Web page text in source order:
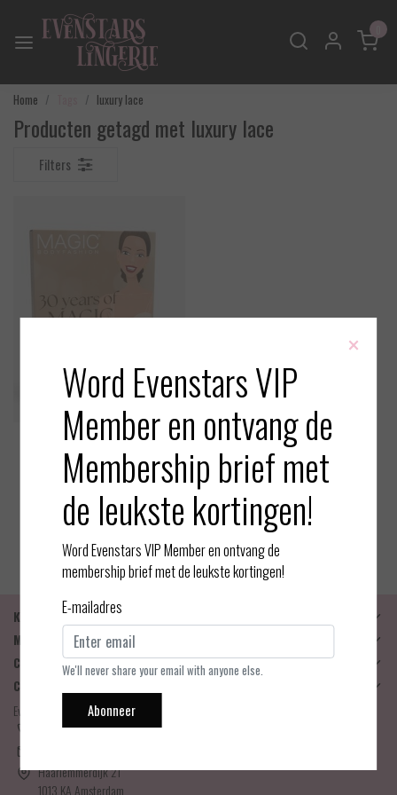
Home luxury lace
Producten getagd met luxury lace
Filters
Magic Bodyfashion
Luxury Lace - Secret Covers
EUR 14,99
Bekijken
Klantenservice
Mijn account
Categorieën
Contactgegevens
Evenstars Lingerie
06-25536043
Haarlemmerdijk 21
1013 KA Amsterdam
×
Word Evenstars VIP
Member en ontvang de
Membership brief met
de leukste kortingen!
Word Evenstars VIP Member en ontvang de
membership brief met de leukste kortingen!
E-mailadres
We'll never share your email with anyone else.
Abonneer